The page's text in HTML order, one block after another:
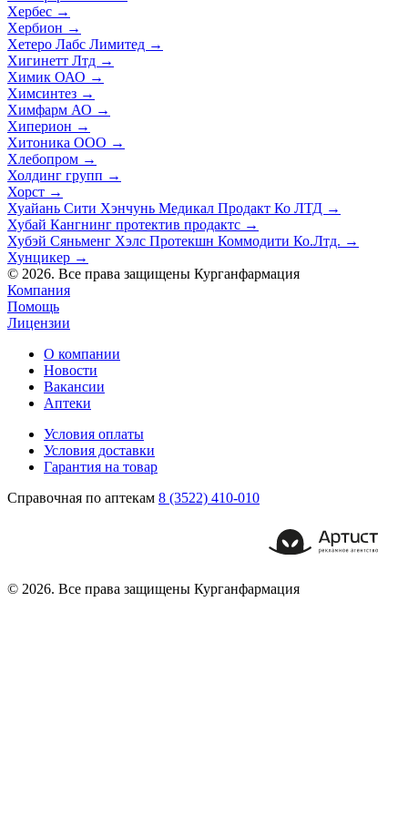
Хербес →
Хербион →
Хетеро Лабс Лимитед →
Хигинетт Лтд →
Химик ОАО →
Химсинтез →
Химфарм АО →
Хиперион →
Хитоника ООО →
Хлебопром →
Холдинг групп →
Хорст →
Хуайань Сити Хэнчунь Медикал Продакт Ко ЛТД →
Хубай Кангнинг протектив продактс →
Хубэй Сяньменг Хэлс Протекшн Коммодити Ко.Лтд. →
Хунцикер →
© 2026. Все права защищены Курганфармация
Компания
Помощь
Лицензии
О компании
Новости
Вакансии
Аптеки
Условия оплаты
Условия доставки
Гарантия на товар
Справочная по аптекам 8 (3522) 410-010
© 2026. Все права защищены Курганфармация